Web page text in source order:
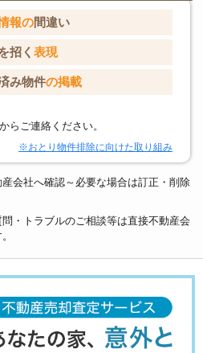
報の間違い
招く 表現
み物件の掲載
からご連絡ください。
※おとり物件排除に向けた取り組み
会社へ確認～必要な場合は訂正・削除
・トラブルのご相談等は直接不動産会